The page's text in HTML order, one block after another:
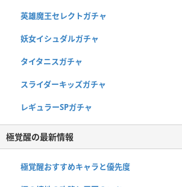
英雄魔王セレクトガチャ
妖女イシュダルガチャ
タイタニスガチャ
スライダーキッズガチャ
レギュラーSPガチャ
極覚醒の最新情報
極覚醒おすすめキャラと優先度